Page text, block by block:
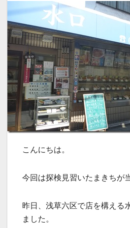
こんにちは。
今回は探検見習いたまきちが
昨日、浅草六区で店を構える
ました。